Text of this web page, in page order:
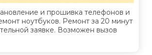
и прошивка телефонов и
ноутбуков. Ремонт за 20 минут
заявке. Возможен вызов